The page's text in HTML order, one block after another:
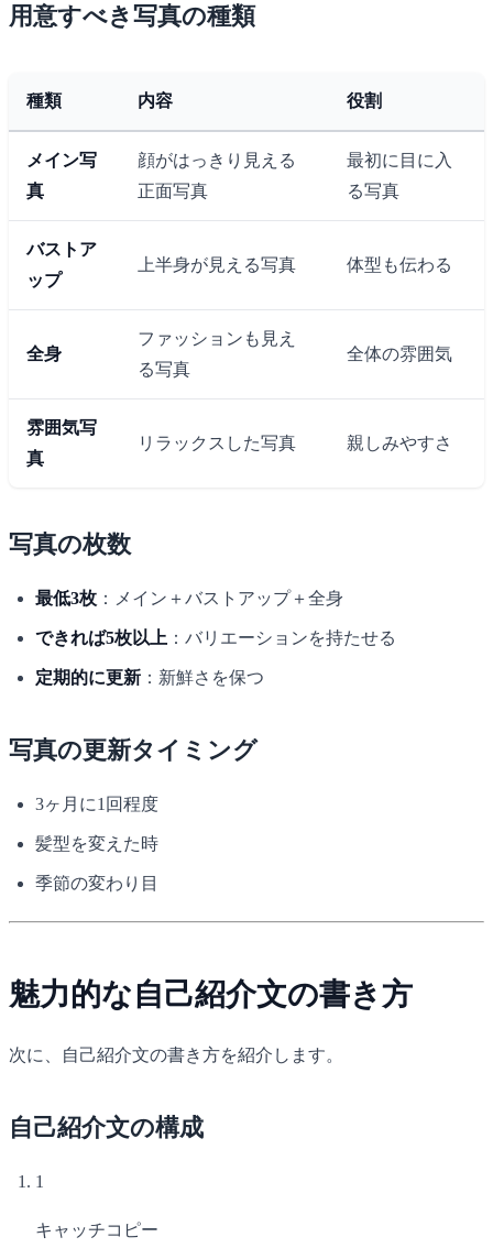
用意すべき写真の種類
種類 内容 役割
メイン写
真
顔がはっきり見える
正面写真
最初に目に入
る写真
バストア
ップ
上半身が見える写真 体型も伝わる
全身
ファッションも見え
る写真
全体の雰囲気
雰囲気写
真
リラックスした写真 親しみやすさ
写真の枚数
最低3枚 ：メイン＋バストアップ＋全身
できれば5枚以上 ：バリエーションを持たせる
定期的に更新 ：新鮮さを保つ
写真の更新タイミング
3ヶ月に1回程度
髪型を変えた時
季節の変わり目
魅力的な自己紹介文の書き方
次に、自己紹介文の書き方を紹介します。
自己紹介文の構成
1
キャッチコピー